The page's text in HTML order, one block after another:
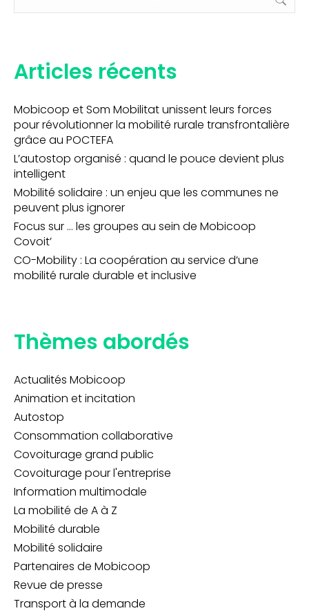
:
Articles récents
Mobicoop et Som Mobilitat unissent leurs forces
pour révolutionner la mobilité rurale transfrontalière
grâce au POCTEFA
L’autostop organisé : quand le pouce devient plus
intelligent
Mobilité solidaire : un enjeu que les communes ne
peuvent plus ignorer
Focus sur … les groupes au sein de Mobicoop
Covoit’
CO-Mobility : La coopération au service d’une
mobilité rurale durable et inclusive
Thèmes abordés
Actualités Mobicoop
Animation et incitation
Autostop
Consommation collaborative
Covoiturage grand public
Covoiturage pour l'entreprise
Information multimodale
La mobilité de A à Z
Mobilité durable
Mobilité solidaire
Partenaires de Mobicoop
Revue de presse
Transport à la demande